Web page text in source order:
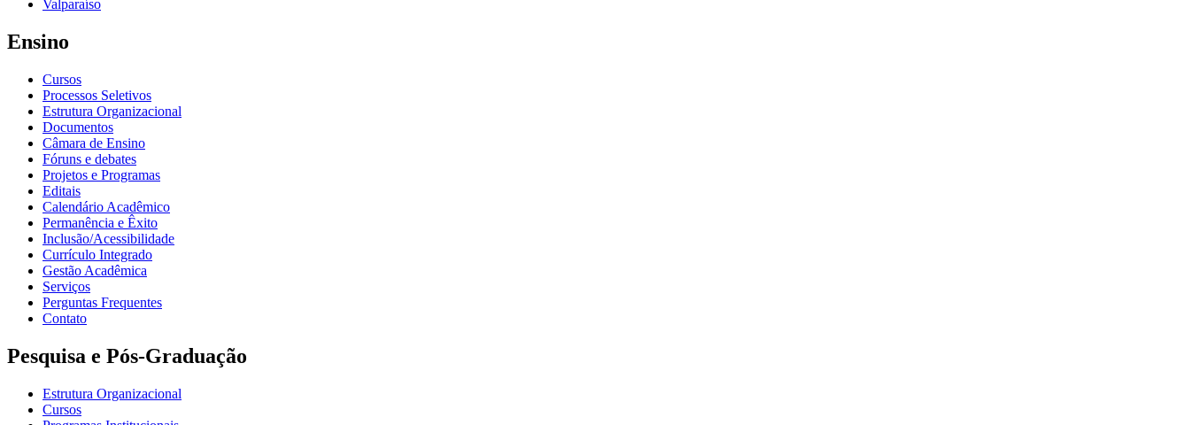
Valparaíso
Ensino
Cursos
Processos Seletivos
Estrutura Organizacional
Documentos
Câmara de Ensino
Fóruns e debates
Projetos e Programas
Editais
Calendário Acadêmico
Permanência e Êxito
Inclusão/Acessibilidade
Currículo Integrado
Gestão Acadêmica
Serviços
Perguntas Frequentes
Contato
Pesquisa e Pós-Graduação
Estrutura Organizacional
Cursos